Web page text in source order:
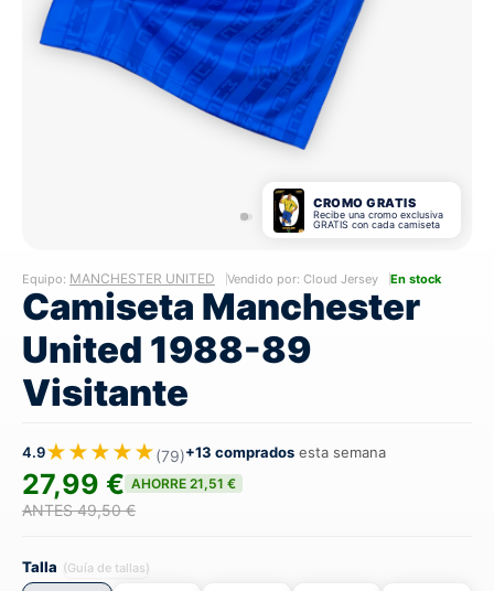
CROMO GRATIS
Recibe una cromo exclusiva
GRATIS con cada camiseta
Equipo: MANCHESTER UNITED Vendido por: Cloud Jersey En stock
Camiseta Manchester
United 1988-89
Visitante
4.9★★★★★(79)+13 comprados esta semana
27,99 € AHORRE 21,51 €
ANTES 49,50 €
Talla (Guía de tallas)